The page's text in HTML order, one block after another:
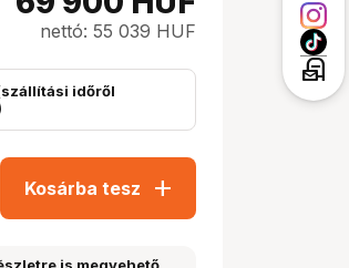
nettó: 55 039 HUF
időről
Kosárba tesz add
local_post_office